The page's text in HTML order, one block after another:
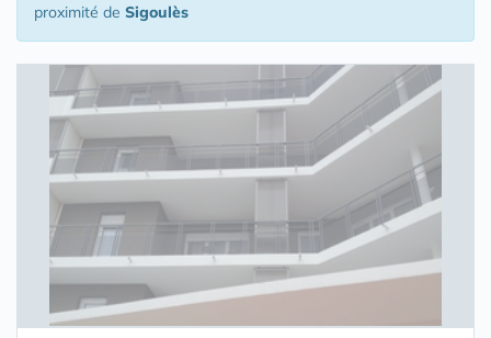
proximité de Sigoulès